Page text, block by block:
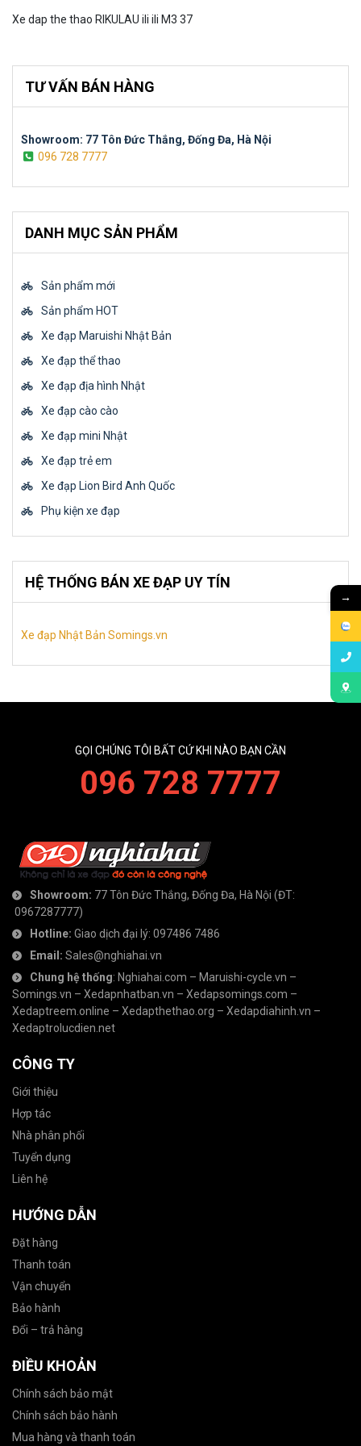
Xe dap the thao RIKULAU ili ili M3 37
TƯ VẤN BÁN HÀNG
Showroom: 77 Tôn Đức Thắng, Đống Đa, Hà Nội
096 728 7777
DANH MỤC SẢN PHẨM
Sản phẩm mới
Sản phẩm HOT
Xe đạp Maruishi Nhật Bản
Xe đạp thể thao
Xe đạp địa hình Nhật
Xe đạp cào cào
Xe đạp mini Nhật
Xe đạp trẻ em
Xe đạp Lion Bird Anh Quốc
Phụ kiện xe đạp
HỆ THỐNG BÁN XE ĐẠP UY TÍN
Xe đạp Nhật Bản Somings.vn
GỌI CHÚNG TÔI BẤT CỨ KHI NÀO BẠN CẦN
096 728 7777
Showroom: 77 Tôn Đức Thắng, Đống Đa, Hà Nội (ĐT:
0967287777)
Hotline: Giao dịch đại lý: 097486 7486
Email: Sales@nghiahai.vn
Chung hệ thống: Nghiahai.com – Maruishi-cycle.vn –
Somings.vn – Xedapnhatban.vn – Xedapsomings.com –
Xedaptreem.online – Xedapthethao.org – Xedapdiahinh.vn –
Xedaptrolucdien.net
CÔNG TY
Giới thiệu
Hợp tác
Nhà phân phối
Tuyển dụng
Liên hệ
HƯỚNG DẪN
Đặt hàng
Thanh toán
Vận chuyển
Bảo hành
Đổi – trả hàng
ĐIỀU KHOẢN
Chính sách bảo mật
Chính sách bảo hành
Mua hàng và thanh toán
→